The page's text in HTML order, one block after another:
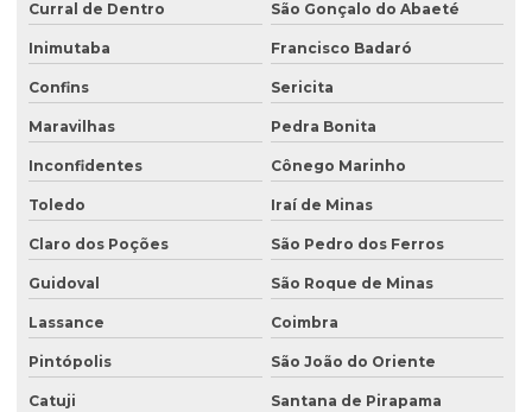
Curral de Dentro São Gonçalo do Abaeté
Inimutaba Francisco Badaró
Confins Sericita
Maravilhas Pedra Bonita
Inconfidentes Cônego Marinho
Toledo Iraí de Minas
Claro dos Poções São Pedro dos Ferros
Guidoval São Roque de Minas
Lassance Coimbra
Pintópolis São João do Oriente
Catuji Santana de Pirapama